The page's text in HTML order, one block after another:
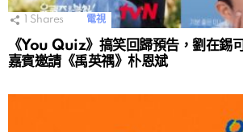
Shares 電視
《You Quiz》搞笑回歸預告，劉在錫
嘉賓邀請《禹英禑》朴恩斌